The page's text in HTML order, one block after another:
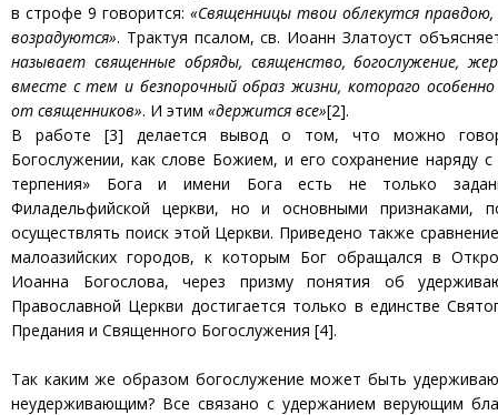
в строфе 9 говорится: «Священницы твои облекутся
возрадуются». Трактуя псалом, св. Иоанн Златоуст
называет священные обряды, священство, богослужение,
вместе с тем и безпорочный образ жизни, котораго
от священников». И этим «держится все»[2].
В работе [3] делается вывод о том, что можно
Богослужении, как слове Божием, и его сохранение наряду с
терпения» Бога и имени Бога есть не только
Филадельфийской церкви, но и основными признаками,
осуществлять поиск этой Церкви. Приведено также
малоазийских городов, к которым Бог обращался в
Иоанна Богослова, через призму понятия об
Православной Церкви достигается только в единстве
Предания и Священного Богослужения [4].
Так каким же образом богослужение может быть
неудерживающим? Все связано с удержанием верующим